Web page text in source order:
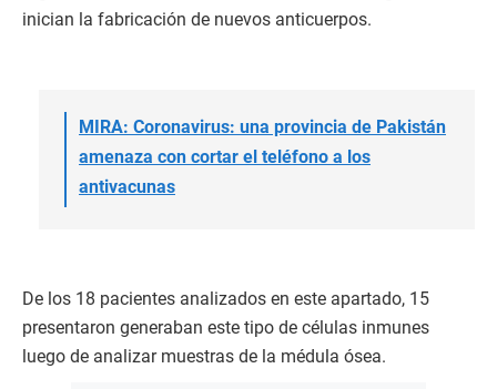
inician la fabricación de nuevos anticuerpos.
MIRA: Coronavirus: una provincia de Pakistán
amenaza con cortar el teléfono a los
antivacunas
De los 18 pacientes analizados en este apartado, 15
presentaron generaban este tipo de células inmunes
luego de analizar muestras de la médula ósea.